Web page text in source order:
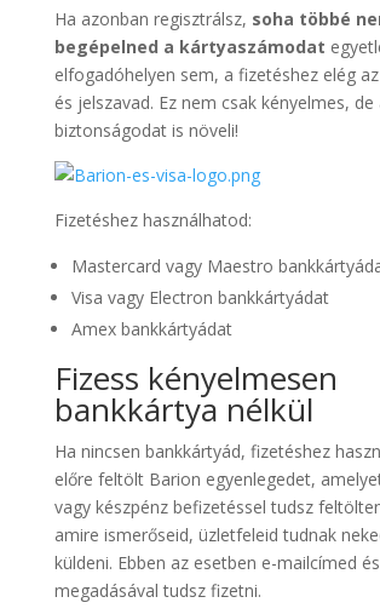
Ha azonban regisztrálsz, soha többé
begépelned a kártyaszámodat
elfogadóhelyen sem, a fizetéshez elég
és jelszavad. Ez nem csak kényelmes, de
biztonságodat is növeli!
Fizetéshez használhatod:
Mastercard vagy Maestro
Visa vagy Electron bankkártyádat
Amex bankkártyádat
Fizess kényelmesen
bankkártya nélkül
Ha nincsen bankkártyád, fizetéshez
előre feltölt Barion egyenlegedet,
vagy készpénz befizetéssel tudsz
amire ismerőseid, üzletfeleid tudnak
küldeni. Ebben az esetben e-mailcímed
megadásával tudsz fizetni.